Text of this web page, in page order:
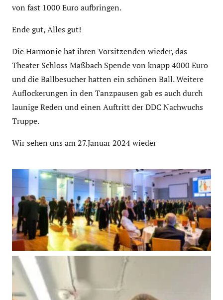
von fast 1000 Euro aufbringen.
Ende gut, Alles gut!
Die Harmonie hat ihren Vorsitzenden wieder, das
Theater Schloss Maßbach Spende von knapp 4000 Euro
und die Ballbesucher hatten ein schönen Ball. Weitere
Auflockerungen in den Tanzpausen gab es auch durch
launige Reden und einen Auftritt der DDC Nachwuchs
Truppe.
Wir sehen uns am 27.Januar 2024 wieder